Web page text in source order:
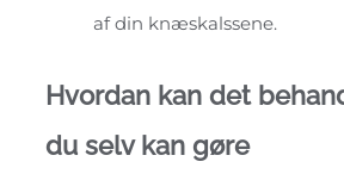
af din knæskalssene.
Hvordan kan det
du selv kan gøre